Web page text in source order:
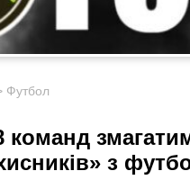
Футбол
команд
з